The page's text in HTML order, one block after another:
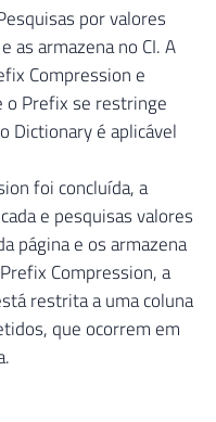
por valores
as armazena no CI. A
Compression e
o Prefix se restringe
Dictionary é aplicável
foi concluída, a
e pesquisas valores
página e os armazena
Compression, a
restrita a uma coluna
que ocorrem em